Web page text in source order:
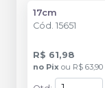
17cm
Cód. 15651
R$ 61,98
no Pix ou R$ 63,90